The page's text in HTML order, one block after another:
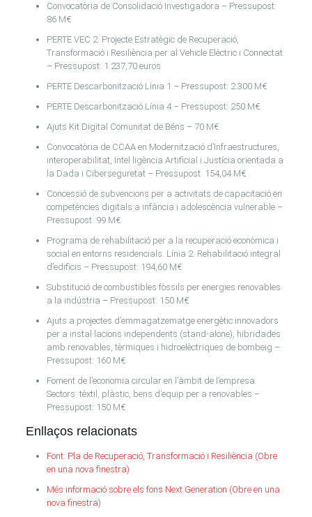
Convocatòria de Consolidació Investigadora – Pressupost:
86 M€
PERTE VEC 2. Projecte Estratègic de Recuperació,
Transformació i Resiliència per al Vehicle Elèctric i Connectat
– Pressupost: 1.237,70 euros
PERTE Descarbonització Línia 1 – Pressupost: 2.300 M€
PERTE Descarbonització Línia 4 – Pressupost: 250 M€
Ajuts Kit Digital Comunitat de Béns – 70 M€
Convocatòria de CCAA en Modernització d’Infraestructures,
interoperabilitat, Intel·ligència Artificial i Justícia orientada a
la Dada i Ciberseguretat – Pressupost: 154,04 M€
Concessió de subvencions per a activitats de capacitació en
competències digitals a infància i adolescència vulnerable –
Pressupost: 99 M€
Programa de rehabilitació per a la recuperació econòmica i
social en entorns residencials. Línia 2. Rehabilitació integral
d’edificis – Pressupost: 194,60 M€
Substitució de combustibles fòssils per energies renovables
a la indústria – Pressupost: 150 M€
Ajuts a projectes d’emmagatzematge energètic innovadors
per a instal·lacions independents (stand-alone), hibridades
amb renovables, tèrmiques i hidroelèctriques de bombeig –
Pressupost: 160 M€
Foment de l’economia circular en l’àmbit de l’empresa.
Sectors: tèxtil, plàstic, bens d’equip per a renovables –
Pressupost: 150 M€
Enllaços relacionats
Font: Pla de Recuperació, Transformació i Resiliència (Obre
en una nova finestra)
Més informació sobre els fons Next Generation (Obre en una
nova finestra)